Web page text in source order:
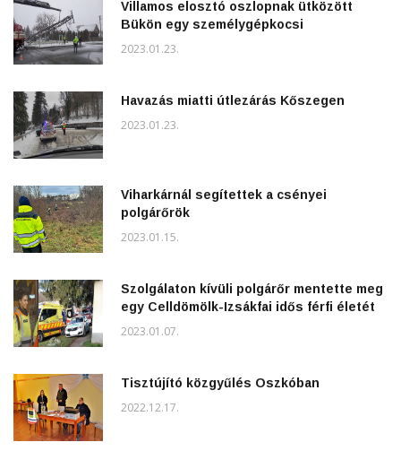
Villamos elosztó oszlopnak ütközött
Bükön egy személygépkocsi
2023.01.23.
Havazás miatti útlezárás Kőszegen
2023.01.23.
Viharkárnál segítettek a csényei
polgárőrök
2023.01.15.
Szolgálaton kívüli polgárőr mentette meg
egy Celldömölk-Izsákfai idős férfi életét
2023.01.07.
Tisztújító közgyűlés Oszkóban
2022.12.17.